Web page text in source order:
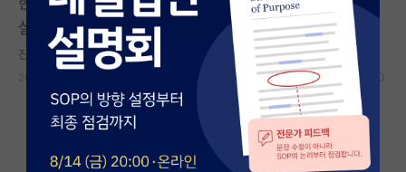
연구실&오픈랩
커뮤니티
커뮤니티 홈
전체글보기
베스트 게시판
실 대학원생 모집
진지한 레프 톨스토이